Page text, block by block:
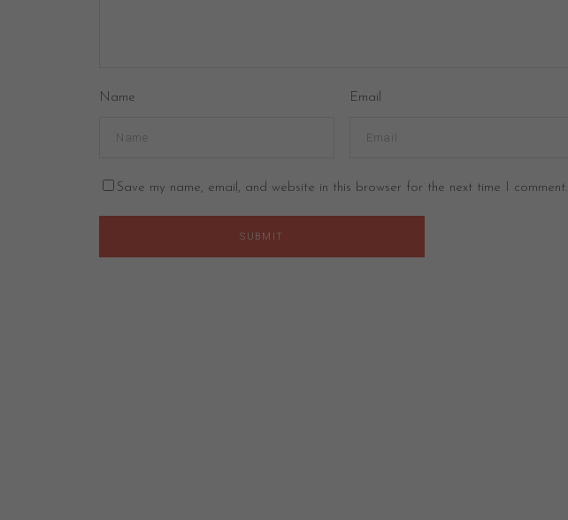
Name Email
Save my name, email, and website in this browser for the next time I comment.